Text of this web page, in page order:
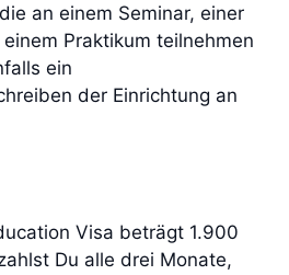
an einem Seminar, einer
Praktikum teilnehmen
ein
der Einrichtung an
Visa beträgt 1.900
Du alle drei Monate,